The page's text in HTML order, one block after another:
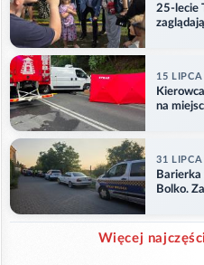
25-lecie
15 LIPCA
na
31 LIPCA
Barierka
Bolko.
Więcej